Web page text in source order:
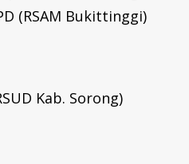
(RSAM Bukittinggi)
Kab. Sorong)